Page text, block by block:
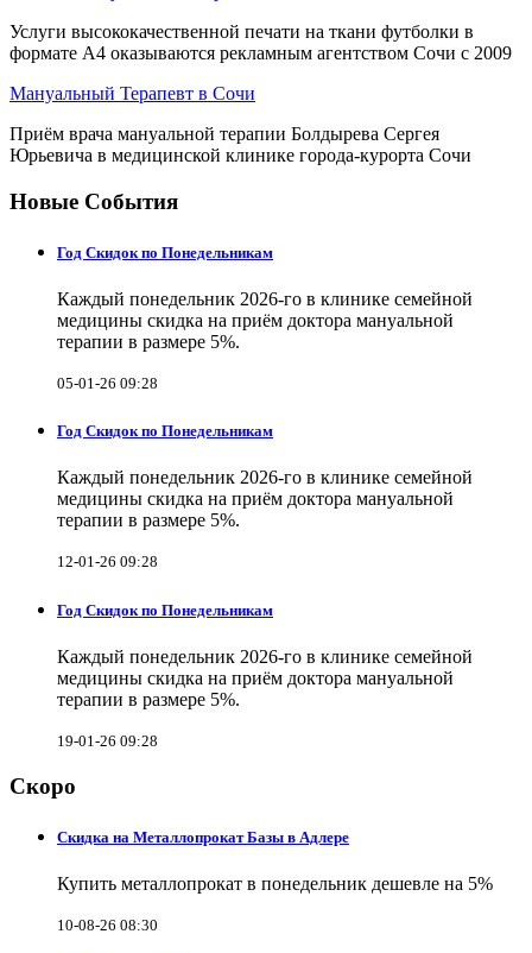
Услуги высококачественной печати на ткани футболки в
формате А4 оказываются рекламным агентством Сочи с 2009
Мануальный Терапевт в Сочи
Приём врача мануальной терапии Болдырева Сергея
Юрьевича в медицинской клинике города-курорта Сочи
Новые События
Год Скидок по Понедельникам
Каждый понедельник 2026-го в клинике семейной
медицины скидка на приём доктора мануальной
терапии в размере 5%.
05-01-26 09:28
Год Скидок по Понедельникам
Каждый понедельник 2026-го в клинике семейной
медицины скидка на приём доктора мануальной
терапии в размере 5%.
12-01-26 09:28
Год Скидок по Понедельникам
Каждый понедельник 2026-го в клинике семейной
медицины скидка на приём доктора мануальной
терапии в размере 5%.
19-01-26 09:28
Скоро
Скидка на Металлопрокат Базы в Адлере
Купить металлопрокат в понедельник дешевле на 5%
10-08-26 08:30